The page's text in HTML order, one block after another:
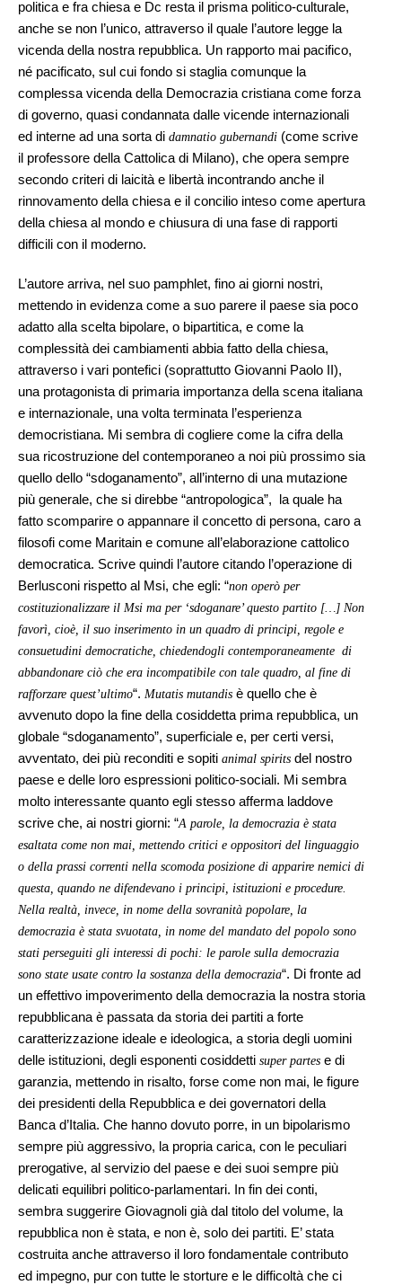
politica e fra chiesa e Dc resta il prisma politico-culturale,
anche se non l’unico, attraverso il quale l’autore legge la
vicenda della nostra repubblica. Un rapporto mai pacifico,
né pacificato, sul cui fondo si staglia comunque la
complessa vicenda della Democrazia cristiana come forza
di governo, quasi condannata dalle vicende internazionali
ed interne ad una sorta di damnatio gubernandi (come scrive
il professore della Cattolica di Milano), che opera sempre
secondo criteri di laicità e libertà incontrando anche il
rinnovamento della chiesa e il concilio inteso come apertura
della chiesa al mondo e chiusura di una fase di rapporti
difficili con il moderno.
L’autore arriva, nel suo pamphlet, fino ai giorni nostri,
mettendo in evidenza come a suo parere il paese sia poco
adatto alla scelta bipolare, o bipartitica, e come la
complessità dei cambiamenti abbia fatto della chiesa,
attraverso i vari pontefici (soprattutto Giovanni Paolo II),
una protagonista di primaria importanza della scena italiana
e internazionale, una volta terminata l’esperienza
democristiana. Mi sembra di cogliere come la cifra della
sua ricostruzione del contemporaneo a noi più prossimo sia
quello dello “sdoganamento”, all’interno di una mutazione
più generale, che si direbbe “antropologica”, la quale ha
fatto scomparire o appannare il concetto di persona, caro a
filosofi come Maritain e comune all’elaborazione cattolico
democratica. Scrive quindi l’autore citando l’operazione di
Berlusconi rispetto al Msi, che egli: “non operò per
costituzionalizzare il Msi ma per ‘sdoganare’ questo partito […] Non
favorì, cioè, il suo inserimento in un quadro di principi, regole e
consuetudini democratiche, chiedendogli contemporaneamente di
abbandonare ciò che era incompatibile con tale quadro, al fine di
rafforzare quest’ultimo“. Mutatis mutandis è quello che è
avvenuto dopo la fine della cosiddetta prima repubblica, un
globale “sdoganamento”, superficiale e, per certi versi,
avventato, dei più reconditi e sopiti animal spirits del nostro
paese e delle loro espressioni politico-sociali. Mi sembra
molto interessante quanto egli stesso afferma laddove
scrive che, ai nostri giorni: “A parole, la democrazia è stata
esaltata come non mai, mettendo critici e oppositori del linguaggio
o della prassi correnti nella scomoda posizione di apparire nemici di
questa, quando ne difendevano i principi, istituzioni e procedure.
Nella realtà, invece, in nome della sovranità popolare, la
democrazia è stata svuotata, in nome del mandato del popolo sono
stati perseguiti gli interessi di pochi: le parole sulla democrazia
sono state usate contro la sostanza della democrazia“. Di fronte ad
un effettivo impoverimento della democrazia la nostra storia
repubblicana è passata da storia dei partiti a forte
caratterizzazione ideale e ideologica, a storia degli uomini
delle istituzioni, degli esponenti cosiddetti super partes e di
garanzia, mettendo in risalto, forse come non mai, le figure
dei presidenti della Repubblica e dei governatori della
Banca d’Italia. Che hanno dovuto porre, in un bipolarismo
sempre più aggressivo, la propria carica, con le peculiari
prerogative, al servizio del paese e dei suoi sempre più
delicati equilibri politico-parlamentari. In fin dei conti,
sembra suggerire Giovagnoli già dal titolo del volume, la
repubblica non è stata, e non è, solo dei partiti. E’ stata
costruita anche attraverso il loro fondamentale contributo
ed impegno, pur con tutte le storture e le difficoltà che ci